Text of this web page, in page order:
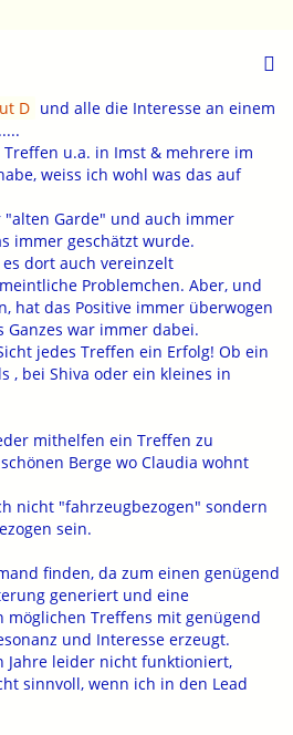
D und alle die Interesse an einem
u.a. in Imst & mehrere im
weiss ich wohl was das auf
"alten Garde" und auch immer
immer geschätzt wurde.
dort auch vereinzelt
Problemchen. Aber, und
hat das Positive immer überwogen
Ganzes war immer dabei.
jedes Treffen ein Erfolg! Ob ein
, bei Shiva oder ein kleines in
mithelfen ein Treffen zu
Berge wo Claudia wohnt
nicht "fahrzeugbezogen" sondern
sein.
finden, da zum einen genügend
generiert und eine
möglichen Treffens mit genügend
und Interesse erzeugt.
Jahre leider nicht funktioniert,
sinnvoll, wenn ich in den Lead